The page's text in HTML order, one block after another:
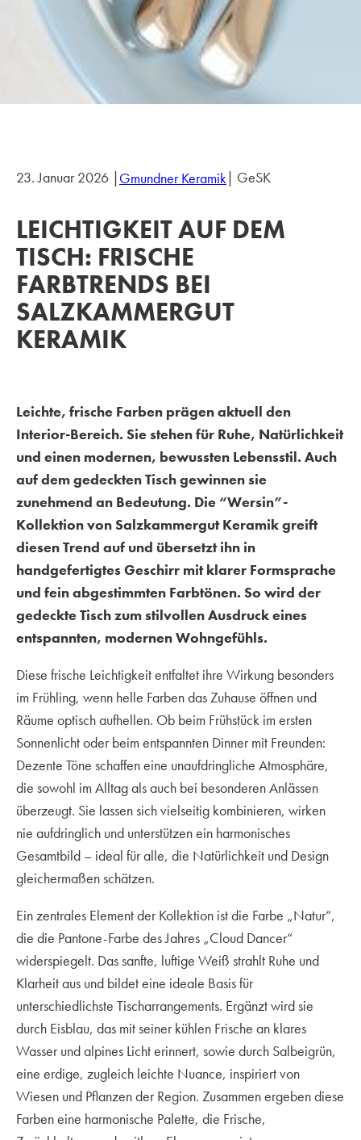
23. Januar 2026 |Gmundner Keramik| GeSK
LEICHTIGKEIT AUF DEM
TISCH: FRISCHE
FARBTRENDS BEI
SALZKAMMERGUT
KERAMIK
Leichte, frische Farben prägen aktuell den
Interior-Bereich. Sie stehen für Ruhe, Natürlichkeit
und einen modernen, bewussten Lebensstil. Auch
auf dem gedeckten Tisch gewinnen sie
zunehmend an Bedeutung. Die “Wersin”-
Kollektion von Salzkammergut Keramik greift
diesen Trend auf und übersetzt ihn in
handgefertigtes Geschirr mit klarer Formsprache
und fein abgestimmten Farbtönen. So wird der
gedeckte Tisch zum stilvollen Ausdruck eines
entspannten, modernen Wohngefühls.
Diese frische Leichtigkeit entfaltet ihre Wirkung besonders
im Frühling, wenn helle Farben das Zuhause öffnen und
Räume optisch aufhellen. Ob beim Frühstück im ersten
Sonnenlicht oder beim entspannten Dinner mit Freunden:
Dezente Töne schaffen eine unaufdringliche Atmosphäre,
die sowohl im Alltag als auch bei besonderen Anlässen
überzeugt. Sie lassen sich vielseitig kombinieren, wirken
nie aufdringlich und unterstützen ein harmonisches
Gesamtbild – ideal für alle, die Natürlichkeit und Design
gleichermaßen schätzen.
Ein zentrales Element der Kollektion ist die Farbe „Natur“,
die die Pantone-Farbe des Jahres „Cloud Dancer“
widerspiegelt. Das sanfte, luftige Weiß strahlt Ruhe und
Klarheit aus und bildet eine ideale Basis für
unterschiedlichste Tischarrangements. Ergänzt wird sie
durch Eisblau, das mit seiner kühlen Frische an klares
Wasser und alpines Licht erinnert, sowie durch Salbeigrün,
eine erdige, zugleich leichte Nuance, inspiriert von
Wiesen und Pflanzen der Region. Zusammen ergeben diese
Farben eine harmonische Palette, die Frische,